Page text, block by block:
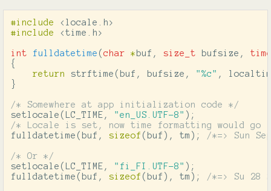
#include
<locale.h>
#include
<time.h>
int fulldatetime ( char * buf , size_t bufsize ,
{
return
strftime ( buf , bufsize , "%c" ,
}
/* Somewhere at app initialization code */
setlocale ( LC_TIME , "en_US.UTF-8" );
/* Locale is set, now time formatting would
fulldatetime ( buf , sizeof ( buf ), tm ); /*=> Sun
/* Or */
setlocale ( LC_TIME , "fi_FI.UTF-8" );
fulldatetime ( buf , sizeof ( buf ), tm ); /*=> Su 28